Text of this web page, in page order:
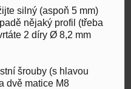
silný (aspoň 5 mm)
nějaký profil (třeba
2 díry Ø 8,2 mm
šrouby (s hlavou
dvě matice M8